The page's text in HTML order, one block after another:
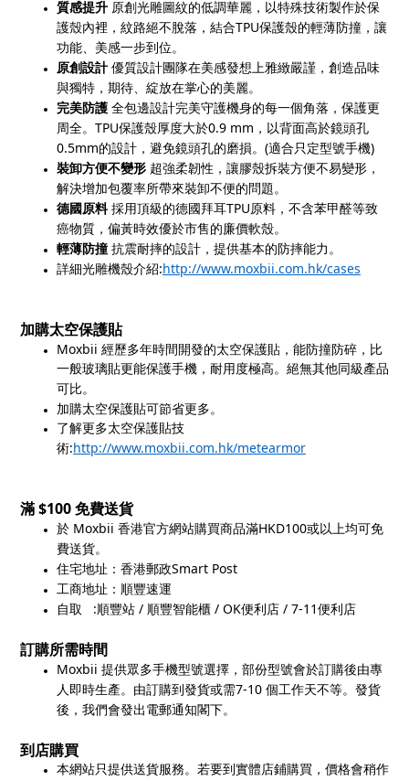
質感提升 原創光雕圖紋的低調華麗，以特殊技術製作於保
護殼內裡，紋路絕不脫落，結合TPU保護殼的輕薄防撞，讓
功能、美感一步到位。
原創設計 優質設計團隊在美感發想上雅緻嚴謹，創造品味
與獨特，期待、綻放在掌心的美麗。
完美防護 全包邊設計完美守護機身的每一個角落，保護更
周全。 TPU保護殼厚度大於0.9 mm ，以背面高於鏡頭孔
0.5mm的設計，避免鏡頭孔的磨損。 (適合只定型號手機)
裝卸方便不變形 超強柔韌性，讓膠殼拆裝方便不易變形，
解決增加包覆率所帶來裝卸不便的問題。
德國原料 採用頂級的德國拜耳TPU原料，不含苯甲醛等致
癌物質，偏黃時效優於市售的廉價軟殼。
輕薄防撞 抗震耐摔的設計，提供基本的防摔能力。
詳細光雕機殼介紹:http://www.moxbii.com.hk/cases
加購太空保護貼
Moxbii 經歷多年時間開發的太空保護貼，能防撞防碎，比
一般玻璃貼更能保護手機，耐用度極高。絕無其他同級產品
可比。
加購太空保護貼可節省更多。
了解更多太空保護貼技
術:http://www.moxbii.com.hk/metearmor
滿 $100 免費送貨
於 Moxbii 香港官方網站購買商品滿HKD100或以上均可免
費送貨。
住宅地址：香港郵政Smart Post
工商地址：順豐速運
自取
:順豐站 / 順豐智能櫃 / OK便利店 / 7-11 便利店
訂購所需時間
Moxbii 提供眾多手機型號選擇，部份型號會於訂購後由專
人即時生產。由訂購到發貨或需7-10 個工作天不等。發貨
後，我們會發出電郵通知閣下。
到店購買
本網站只提供送貨服務。若要到實體店鋪購買，價格會稍作